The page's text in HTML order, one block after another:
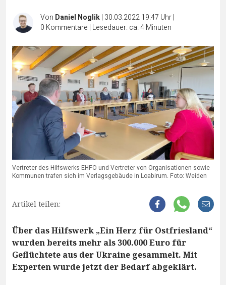
Von Daniel Noglik| 30.03.2022 19:47 Uhr|
0 Kommentare | Lesedauer: ca. 4 Minuten
Vertreter des Hilfswerks EHFO und Vertreter von Organisationen sowie
Kommunen trafen sich im Verlagsgebäude in Loabirum. Foto: Weiden
Artikel teilen:
Über das Hilfswerk „Ein Herz für Ostfriesland“
wurden bereits mehr als 300.000 Euro für
Geflüchtete aus der Ukraine gesammelt. Mit
Experten wurde jetzt der Bedarf abgeklärt.